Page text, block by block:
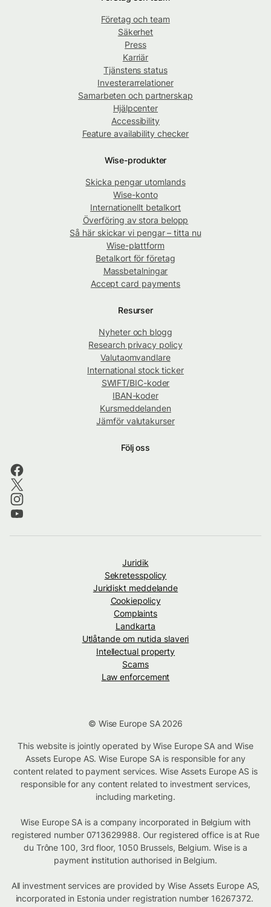
Företag och team
Säkerhet
Press
Karriär
Tjänstens status
Investerarrelationer
Samarbeten och partnerskap
Hjälpcenter
Accessibility
Feature availability checker
Wise-produkter
Skicka pengar utomlands
Wise-konto
Internationellt betalkort
Överföring av stora belopp
Så här skickar vi pengar – titta nu
Wise-plattform
Betalkort för företag
Massbetalningar
Accept card payments
Resurser
Nyheter och blogg
Research privacy policy
Valutaomvandlare
International stock ticker
SWIFT/BIC-koder
IBAN-koder
Kursmeddelanden
Jämför valutakurser
Följ oss
Juridik
Sekretesspolicy
Juridiskt meddelande
Cookiepolicy
Complaints
Landkarta
Utlåtande om nutida slaveri
Intellectual property
Scams
Law enforcement
© Wise Europe SA 2026
This website is jointly operated by Wise Europe SA and Wise
Assets Europe AS. Wise Europe SA is responsible for any
content related to payment services. Wise Assets Europe AS is
responsible for any content related to investment services,
including marketing.
Wise Europe SA is a company incorporated in Belgium with
registered number 0713629988. Our registered office is at Rue
du Trône 100, 3rd floor, 1050 Brussels, Belgium. Wise is a
payment institution authorised in Belgium.
All investment services are provided by Wise Assets Europe AS,
incorporated in Estonia under registration number 16267372.